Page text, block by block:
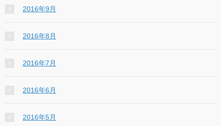
2016年9月
2016年8月
2016年7月
2016年6月
2016年5月